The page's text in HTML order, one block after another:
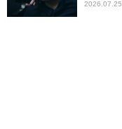
2026.07.25